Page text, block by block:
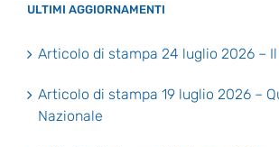
ULTIMI AGGIORNAMENTI
Articolo di stampa 24 luglio 2026 – Il
Articolo di stampa 19 luglio 2026 –
Nazionale